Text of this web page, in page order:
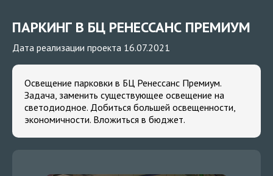
ПАРКИНГ В БЦ РЕНЕССАНС ПРЕМИУМ
Дата реализации проекта 16.07.2021
Освещение парковки в БЦ Ренессанс Премиум.
Задача, заменить существующее освещение на
светодиодное. Добиться большей освещенности,
экономичности. Вложиться в бюджет.